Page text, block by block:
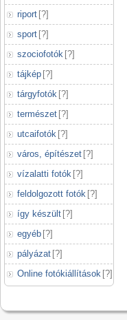
riport [?]
sport [?]
szociofotók [?]
tájkép [?]
tárgyfotók [?]
természet [?]
utcaifotók [?]
város, építészet [?]
vízalatti fotók [?]
feldolgozott fotók [?]
így készült [?]
egyéb [?]
pályázat [?]
Online fotókiállítások [?]